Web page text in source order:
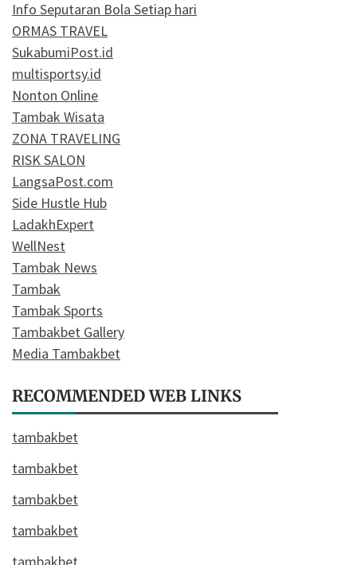
Info Seputaran Bola Setiap hari
ORMAS TRAVEL
SukabumiPost.id
multisportsy.id
Nonton Online
Tambak Wisata
ZONA TRAVELING
RISK SALON
LangsaPost.com
Side Hustle Hub
LadakhExpert
WellNest
Tambak News
Tambak
Tambak Sports
Tambakbet Gallery
Media Tambakbet
RECOMMENDED WEB LINKS
tambakbet
tambakbet
tambakbet
tambakbet